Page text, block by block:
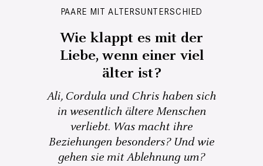
PAARE MIT ALTERSUNTERSCHIED
Wie klappt es mit der
Liebe, wenn einer viel
älter ist?
Ali, Cordula und Chris haben sich
in wesentlich ältere Menschen
verliebt. Was macht ihre
Beziehungen besonders? Und wie
gehen sie mit Ablehnung um?